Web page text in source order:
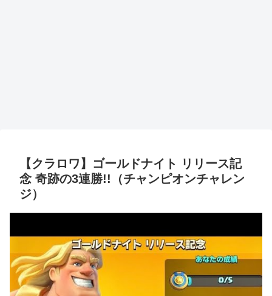
【クラロワ】ゴールドナイト リリース記
念 奇跡の3連勝!!（チャンピオンチャレン
ジ）